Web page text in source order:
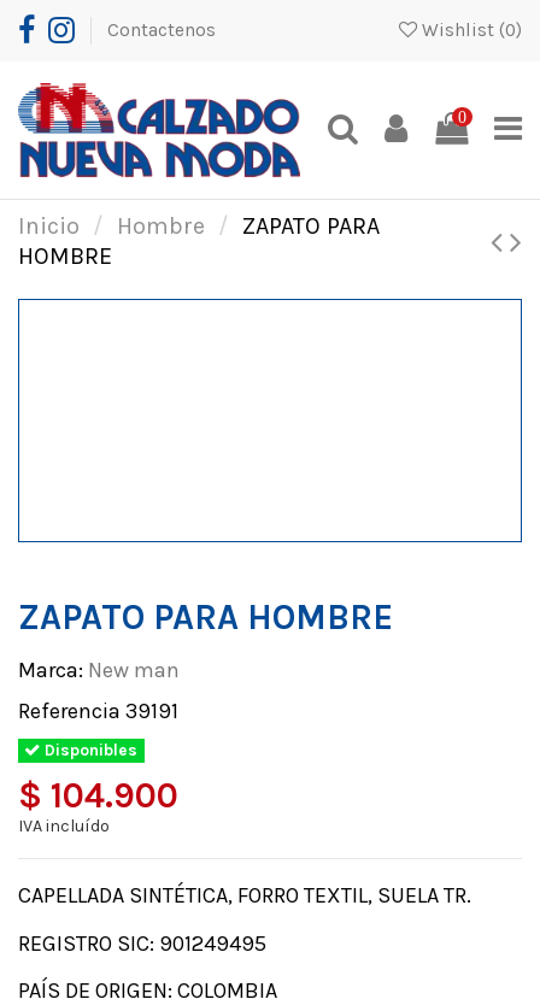
Contactenos Wishlist (0)
0
Inicio Hombre
ZAPATO PARA
HOMBRE
ZAPATO PARA HOMBRE
Marca: New man
Referencia 39191
Disponibles
$ 104.900
IVA incluído
CAPELLADA SINTÉTICA, FORRO TEXTIL, SUELA TR.
REGISTRO SIC: 901249495
PAÍS DE ORIGEN: COLOMBIA